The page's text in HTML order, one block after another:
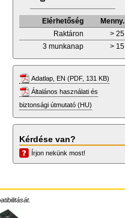
Elérhetőség
Menny.
Raktáron
> 25
3 munkanap
> 15
Adatlap, EN (PDF, 131 KB)
Általános használati és
biztonsági útmutató (HU)
Kérdése van?
Írjon nekünk most!